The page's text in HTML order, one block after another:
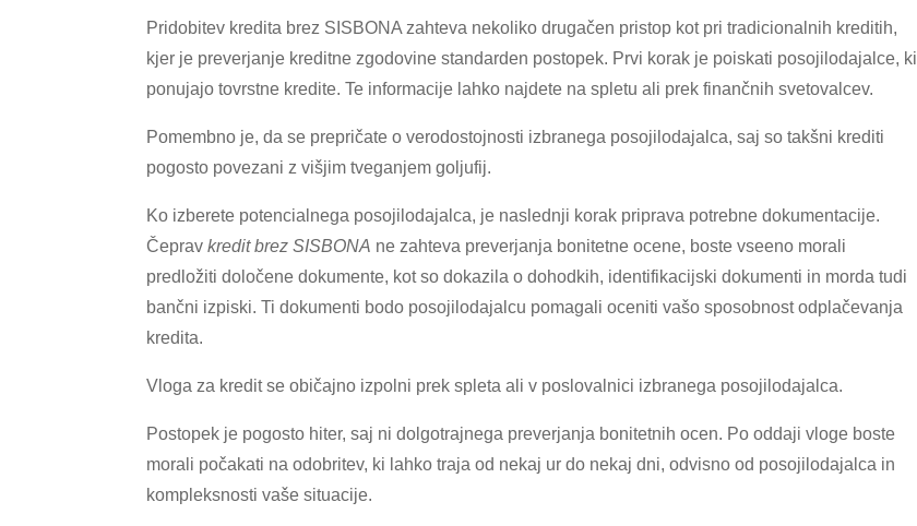
Pridobitev kredita brez SISBONA zahteva nekoliko drugačen pristop kot pri tradicionalnih kreditih,
kjer je preverjanje kreditne zgodovine standarden postopek. Prvi korak je poiskati posojilodajalce, ki
ponujajo tovrstne kredite. Te informacije lahko najdete na spletu ali prek finančnih svetovalcev.
Pomembno je, da se prepričate o verodostojnosti izbranega posojilodajalca, saj so takšni krediti
pogosto povezani z višjim tveganjem goljufij.
Ko izberete potencialnega posojilodajalca, je naslednji korak priprava potrebne dokumentacije.
Čepravkredit brez SISBONA ne zahteva preverjanja bonitetne ocene, boste vseeno morali
predložiti določene dokumente, kot so dokazila o dohodkih, identifikacijski dokumenti in morda tudi
bančni izpiski. Ti dokumenti bodo posojilodajalcu pomagali oceniti vašo sposobnost odplačevanja
kredita.
Vloga za kredit se običajno izpolni prek spleta ali v poslovalnici izbranega posojilodajalca.
Postopek je pogosto hiter, saj ni dolgotrajnega preverjanja bonitetnih ocen. Po oddaji vloge boste
morali počakati na odobritev, ki lahko traja od nekaj ur do nekaj dni, odvisno od posojilodajalca in
kompleksnosti vaše situacije.